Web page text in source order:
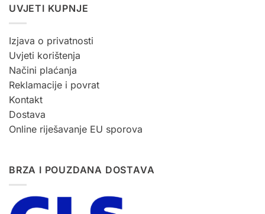
UVJETI KUPNJE
Izjava o privatnosti
Uvjeti korištenja
Načini plaćanja
Reklamacije i povrat
Kontakt
Dostava
Online riješavanje EU sporova
BRZA I POUZDANA DOSTAVA